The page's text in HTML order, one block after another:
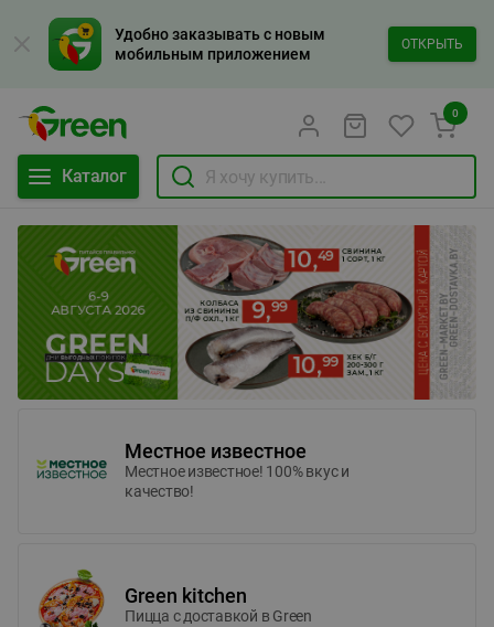
Удобно заказывать с новым
мобильным приложением
ОТКРЫТЬ
Каталог
0
Местное известное
Местное известное! 100% вкус и
качество!
Green kitchen
Пицца c доставкой в Green